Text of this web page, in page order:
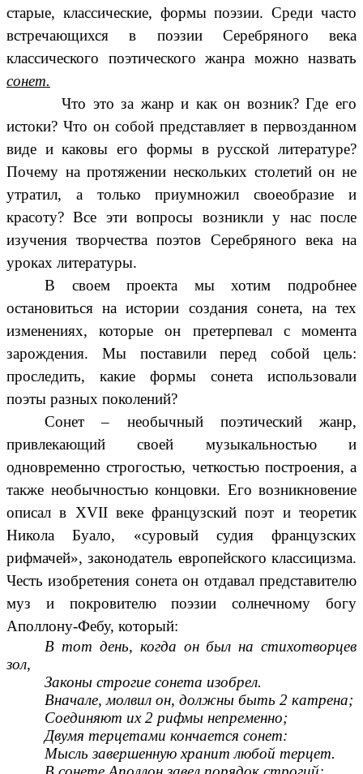
старые, классические, формы поэзии. Среди часто
встречающихся в поэзии Серебряного века
классического поэтического жанра можно назвать
сонет.
Что это за жанр и как он возник? Где его
истоки? Что он собой представляет в первозданном
виде и каковы его формы в русской литературе?
Почему на протяжении нескольких столетий он не
утратил, а только приумножил своеобразие и
красоту? Все эти вопросы возникли у нас после
изучения творчества поэтов Серебряного века на
уроках литературы.
В своем проекта мы хотим подробнее
остановиться на истории создания сонета, на тех
изменениях, которые он претерпевал с момента
зарождения. Мы поставили перед собой цель:
проследить, какие формы сонета использовали
поэты разных поколений?
Сонет – необычный поэтический жанр,
привлекающий своей музыкальностью и
одновременно строгостью, четкостью построения, а
также необычностью концовки. Его возникновение
описал в XVII веке французский поэт и теоретик
Никола Буало, «суровый судия французских
рифмачей», законодатель европейского классицизма.
Честь изобретения сонета он отдавал представителю
муз и покровителю поэзии солнечному богу
Аполлону-Фебу, который:
В тот день, когда он был на стихотворцев
зол,
Законы строгие сонета изобрел.
Вначале, молвил он, должны быть 2 катрена;
Соединяют их 2 рифмы непременно;
Двумя терцетами кончается сонет:
Мысль завершенную хранит любой терцет.